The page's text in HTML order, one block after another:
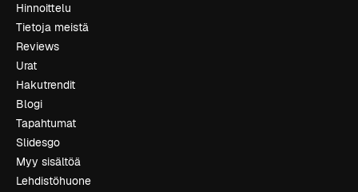
Hinnoittelu
Tietoja meistä
Reviews
Urat
Hakutrendit
Blogi
Tapahtumat
Slidesgo
Myy sisältöä
Lehdistöhuone